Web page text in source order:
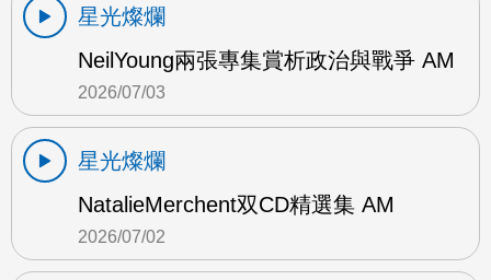
星光燦爛
NeilYoung兩張專集賞析政治與戰爭 AM
2026/07/03
星光燦爛
NatalieMerchent双CD精選集 AM
2026/07/02